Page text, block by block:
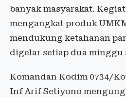
banyak masyarakat.
mengangkat produk
mendukung ketahanan
digelar setiap dua minggu
Komandan Kodim 0734/
Inf Arif Setiyono